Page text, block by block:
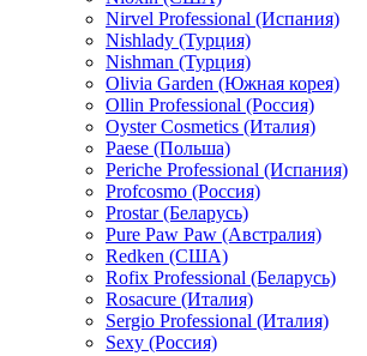
Nirvel Professional (Испания)
Nishlady (Турция)
Nishman (Турция)
Olivia Garden (Южная корея)
Ollin Professional (Россия)
Oyster Cosmetics (Италия)
Paese (Польша)
Periche Professional (Испания)
Profcosmo (Россия)
Prostar (Беларусь)
Pure Paw Paw (Австралия)
Redken (США)
Rofix Professional (Беларусь)
Rosacure (Италия)
Sergio Professional (Италия)
Sexy (Россия)